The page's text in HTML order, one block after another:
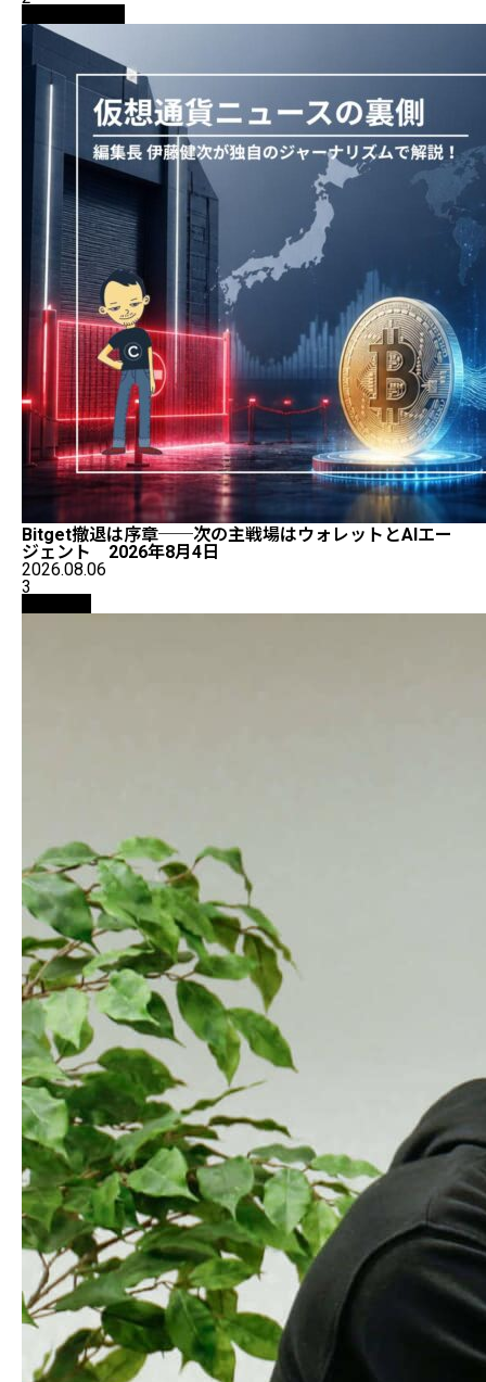
Bitget撤退は序章──次の主戦場はウォレットとAIエー
ジェント 2026年8月4日
2026.08.06
3